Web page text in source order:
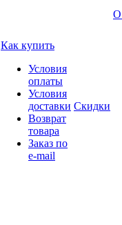
Как купить
Условия
оплаты
Условия
доставки
Возврат
товара
Заказ по
e-mail
Скидки
О